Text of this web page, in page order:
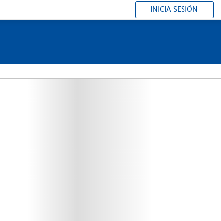
INICIA SESIÓN